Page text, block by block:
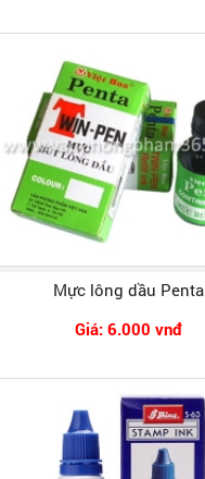
Mực lông dầu Penta
Giá: 6.000 vnđ